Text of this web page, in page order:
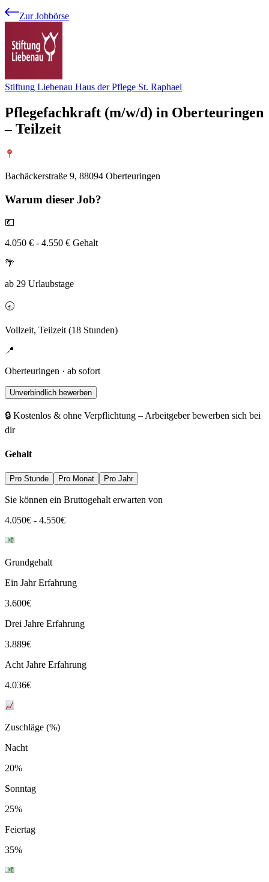
Zur Jobbörse
Stiftung Liebenau Haus der Pflege St. Raphael
Pflegefachkraft (m/w/d) in Oberteuringen
– Teilzeit
Bachäckerstraße 9, 88094 Oberteuringen
Warum dieser Job?
💶
4.050 € - 4.550 € Gehalt
🌴
ab 29 Urlaubstage
🕣
Vollzeit, Teilzeit (18 Stunden)
📍
Oberteuringen · ab sofort
Unverbindlich bewerben
🔒 Kostenlos & ohne Verpflichtung – Arbeitgeber bewerben sich bei
dir
Gehalt
Pro Stunde Pro Monat Pro Jahr
Sie können ein Bruttogehalt erwarten von
4.050€ - 4.550€
Grundgehalt
Ein Jahr Erfahrung
3.600€
Drei Jahre Erfahrung
3.889€
Acht Jahre Erfahrung
4.036€
Zuschläge (%)
Nacht
20%
Sonntag
25%
Feiertag
35%